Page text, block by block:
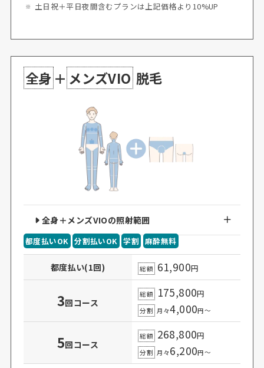
土日祝＋平日夜間含むプランは上記価格より10%UP
全身＋メンズVIO脱毛
全身＋メンズVIOの照射範囲
都度払いOK 分割払いOK 学割 麻酔無料
都度払い(1回) 総額 61,900円
3回コース
総額 175,800円
分割 月々4,000円～
5回コース
総額 268,800円
分割 月々6,200円～